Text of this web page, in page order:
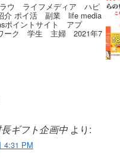
ウ ライフメディア ハピ
介 ポイ活 副業 life media
ポイントサイト アプ
ク 学生 主婦 2021年7
ギフト企画中 より:
4:31 PM